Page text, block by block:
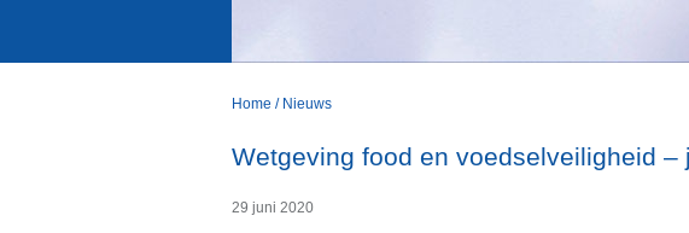
Home / Nieuws
Wetgeving food en voedselveiligheid –
29 juni 2020